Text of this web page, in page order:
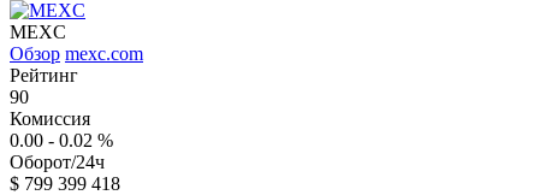
MEXC
Обзор mexc.com
Рейтинг
90
Комиссия
0.00 - 0.02 %
Оборот/24ч
$ 799 399 418